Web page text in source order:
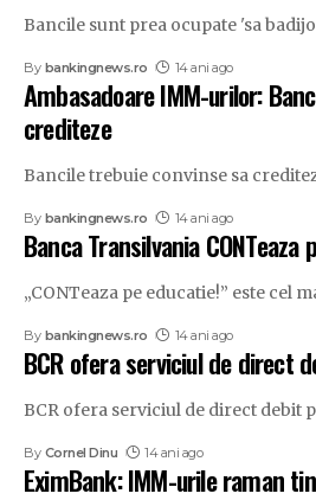
Bancile sunt prea ocupate 'sa
By bankingnews.ro 14 ani ago
Ambasadoare IMM-urilor:
crediteze
Bancile trebuie convinse sa
By bankingnews.ro 14 ani ago
Banca Transilvania CONTeaza
„CONTeaza pe educatie!” este cel
By bankingnews.ro 14 ani ago
BCR ofera serviciul de direct
BCR ofera serviciul de direct debit
By Cornel Dinu 14 ani ago
EximBank: IMM-urile raman